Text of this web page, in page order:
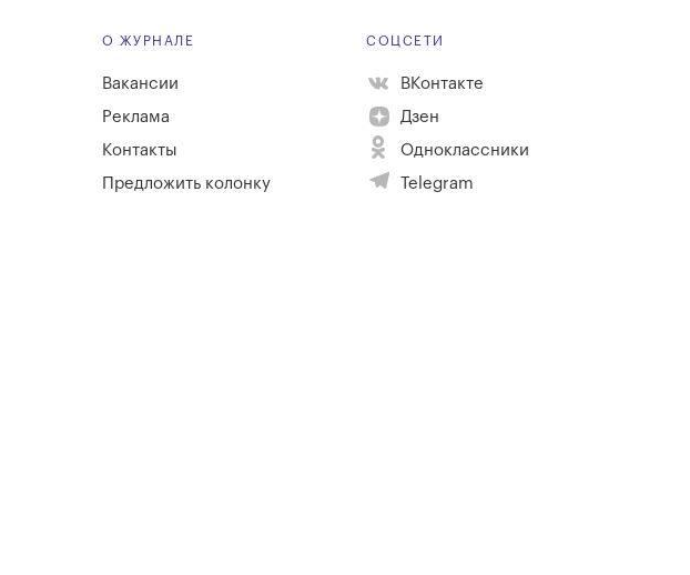
О ЖУРНАЛЕ
Вакансии
Реклама
Контакты
Предложить колонку
СОЦСЕТИ
ВКонтакте
Дзен
Одноклассники
Telegram